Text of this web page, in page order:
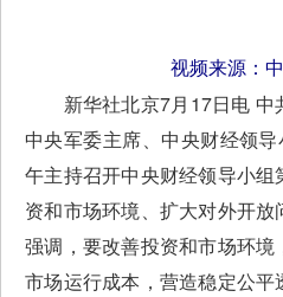
视频来源：
新华社北京7月17日电 中
中央军委主席、中央财经领
午主持召开中央财经领导小
资和市场环境、扩大对外开
强调，要改善投资和市场环
市场运行成本，营造稳定公平